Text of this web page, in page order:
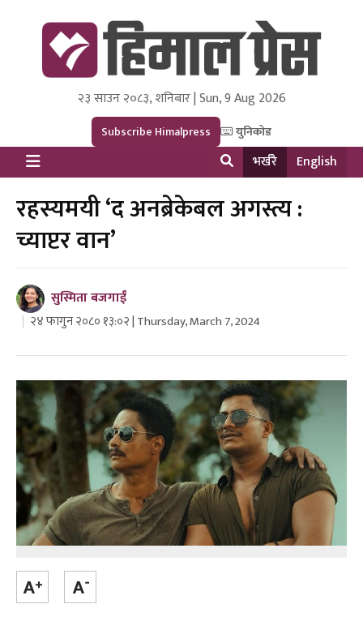
Himal Press
Dot NewsyNepal Media and Research Pvt Ltd.
२३ साउन २०८३, शनिबार | Sun, 9 Aug 2026
Subscribe Himalpress युनिकोड
भर्खरै English
रहस्यमयी ‘द अनब्रेकेबल अगस्त्य :
च्याप्टर वान’
सुस्मिता बजगाईं
२४ फागुन २०८० १३:०२ | Thursday, March 7, 2024